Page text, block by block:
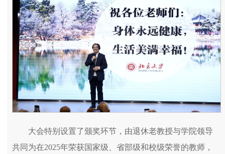
大会特别设置了颁奖环节，由退休老教授与学院领导
共同为在2025年荣获国家级、省部级和校级荣誉的教师，